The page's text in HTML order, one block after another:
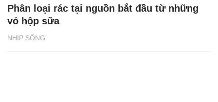
NHỊP SỐNG
Phân loại rác tại nguồn bắt đầu từ những
vỏ hộp sữa